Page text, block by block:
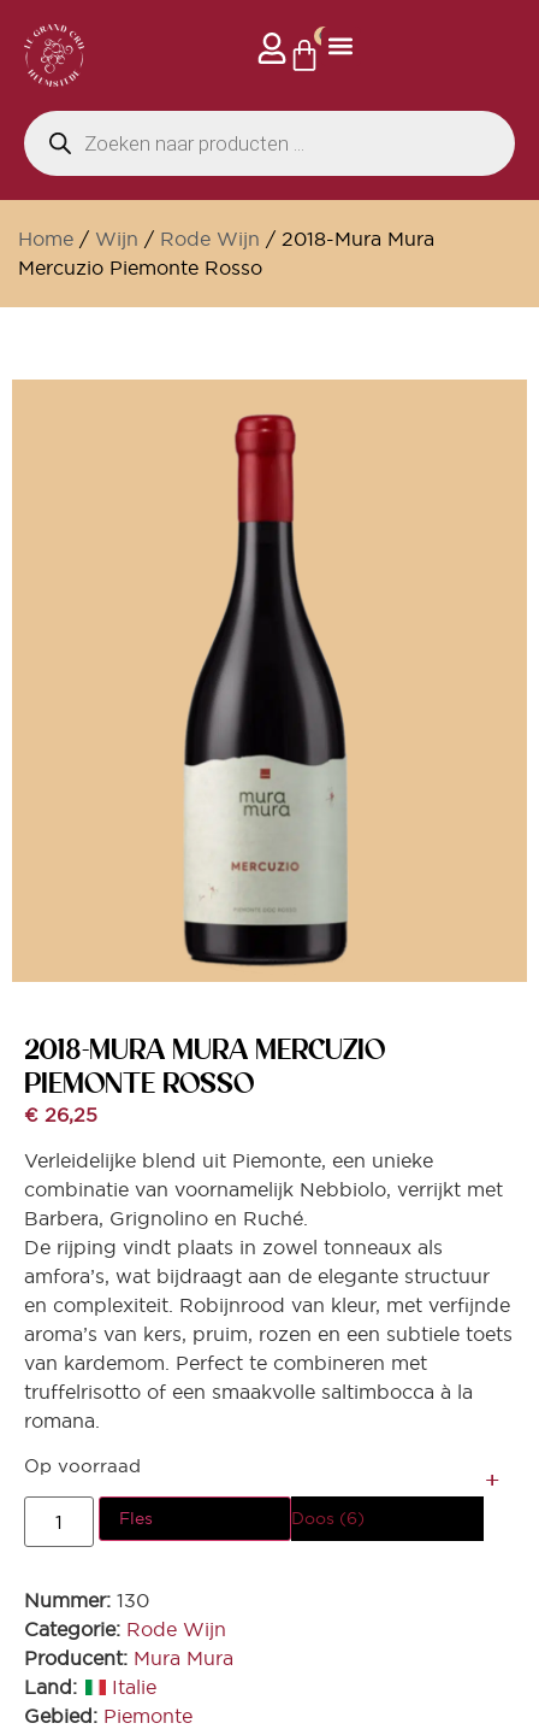
0
Home / Wijn / Rode Wijn / 2018-Mura Mura
Mercuzio Piemonte Rosso
2018-MURA MURA MERCUZIO
PIEMONTE ROSSO
€ 26,25
Verleidelijke blend uit Piemonte, een unieke
combinatie van voornamelijk Nebbiolo, verrijkt met
Barbera, Grignolino en Ruché.
De rijping vindt plaats in zowel tonneaux als
amfora’s, wat bijdraagt aan de elegante structuur
en complexiteit. Robijnrood van kleur, met verfijnde
aroma’s van kers, pruim, rozen en een subtiele toets
van kardemom. Perfect te combineren met
truffelrisotto of een smaakvolle saltimbocca à la
romana.
Op voorraad
Fles Doos (6)
Nummer: 130
Categorie: Rode Wijn
Producent: Mura Mura
Land:
Italie
Gebied: Piemonte